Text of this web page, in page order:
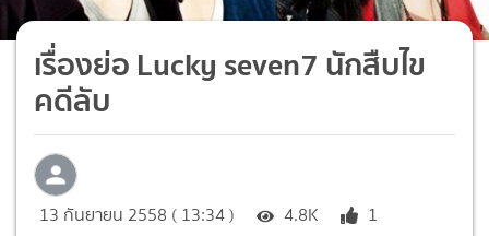
เรื่องย่อ Lucky seven7 นักสืบไข
คดีลับ
13 กันยายน 2558 ( 13:34 ) 4.8K 1